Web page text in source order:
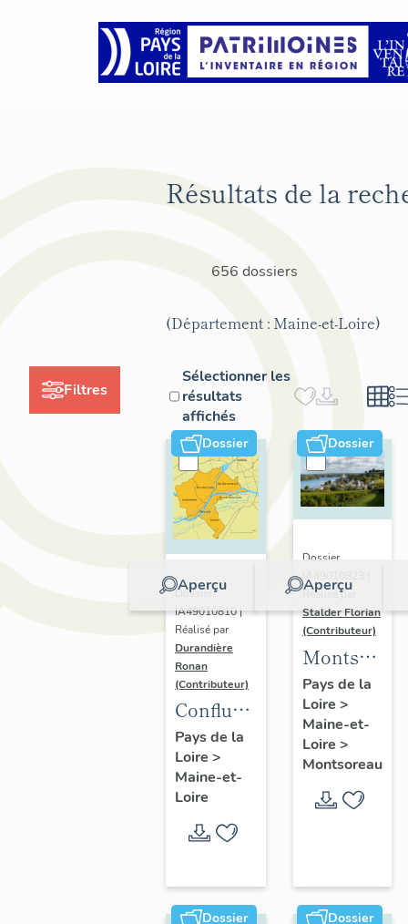
Filtres
Résultats de la
656 dossiers
(Département : Maine-et-Loire)
Sélectionner les
résultats
affichés
Dossier
Aperçu
Dossier
IA49010810 |
Réalisé par
Durandière
Ronan
(Contributeur)
Confluence
Maine-
Loire :
présentation
l'opération
Pays de la
Loire >
Maine-et-
Loire
Dossier
Aperçu
Dossier
IA49010823 |
Réalisé par
Stalder Florian
(Contributeur)
Montsoreau
:
de la
commune
Pays de la
Loire >
Maine-et-
Loire >
Montsoreau
Dossier Dossier